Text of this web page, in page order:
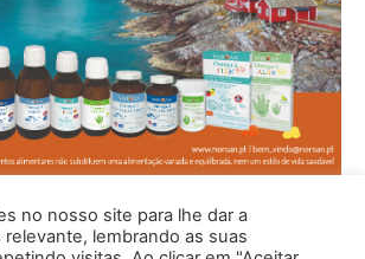
no nosso site para lhe dar a
lembrando as suas